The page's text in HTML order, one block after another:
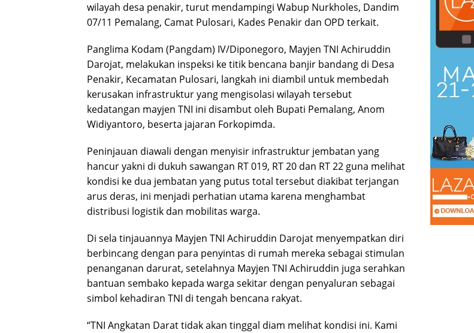
wilayah desa penakir, turut mendampingi Wabup Nurkholes, Dandim
07/11 Pemalang, Camat Pulosari, Kades Penakir dan OPD terkait.
Panglima Kodam (Pangdam) IV/Diponegoro, Mayjen TNI Achiruddin
Darojat, melakukan inspeksi ke titik bencana banjir bandang di Desa
Penakir, Kecamatan Pulosari, langkah ini diambil untuk membedah
kerusakan infrastruktur yang mengisolasi wilayah tersebut
kedatangan mayjen TNI ini disambut oleh Bupati Pemalang, Anom
Widiyantoro, beserta jajaran Forkopimda.
Peninjauan diawali dengan menyisir infrastruktur jembatan yang
hancur yakni di dukuh sawangan RT 019, RT 20 dan RT 22 guna melihat
kondisi ke dua jembatan yang putus total tersebut diakibat terjangan
arus deras, ini menjadi perhatian utama karena menghambat
distribusi logistik dan mobilitas warga.
Di sela tinjauannya Mayjen TNI Achiruddin Darojat menyempatkan diri
berbincang dengan para penyintas di rumah mereka sebagai stimulan
penanganan darurat, setelahnya Mayjen TNI Achiruddin juga serahkan
bantuan sembako kepada warga sekitar dengan penyaluran sebagai
simbol kehadiran TNI di tengah bencana rakyat.
“TNI Angkatan Darat tidak akan tinggal diam melihat kondisi ini. Kami